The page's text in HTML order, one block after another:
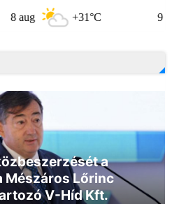
+31°C
a
Mészáros Lőrinc
V-Híd Kft.